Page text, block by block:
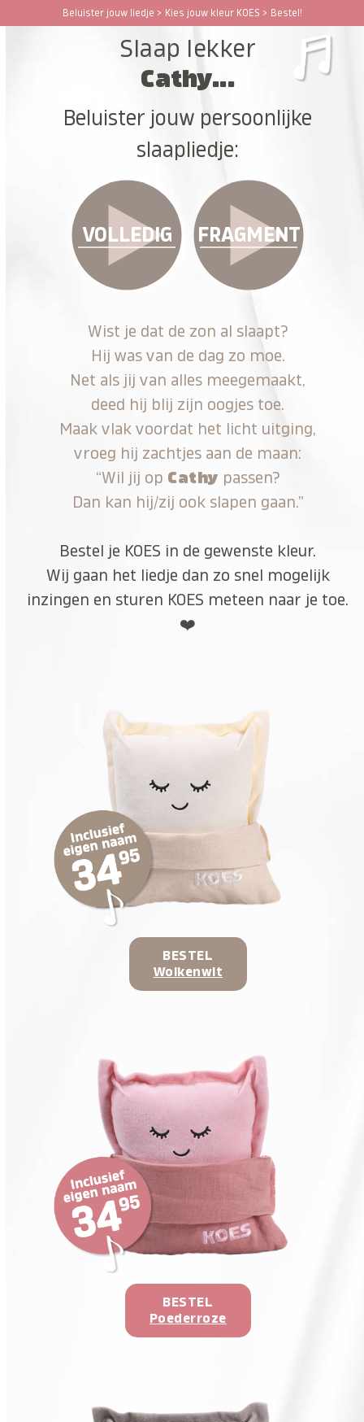
Beluister jouw liedje > Kies jouw kleur KOES > Bestel!
Open
Close
Slaap lekker
Cathy...
Beluister jouw persoonlijke
slaapliedje:
VOLLEDIG FRAGMENT
Wist je dat de zon al slaapt?
Hij was van de dag zo moe.
Net als jij van alles meegemaakt,
deed hij blij zijn oogjes toe.
Maak vlak voordat het licht uitging,
vroeg hij zachtjes aan de maan:
“Wil jij op Cathy passen?
Dan kan hij/zij ook slapen gaan.”
Bestel je KOES in de gewenste kleur.
Wij gaan het liedje dan zo snel mogelijk
inzingen en sturen KOES meteen naar je toe.
❤️
BESTEL
Wolkenwit
BESTEL
Poederroze